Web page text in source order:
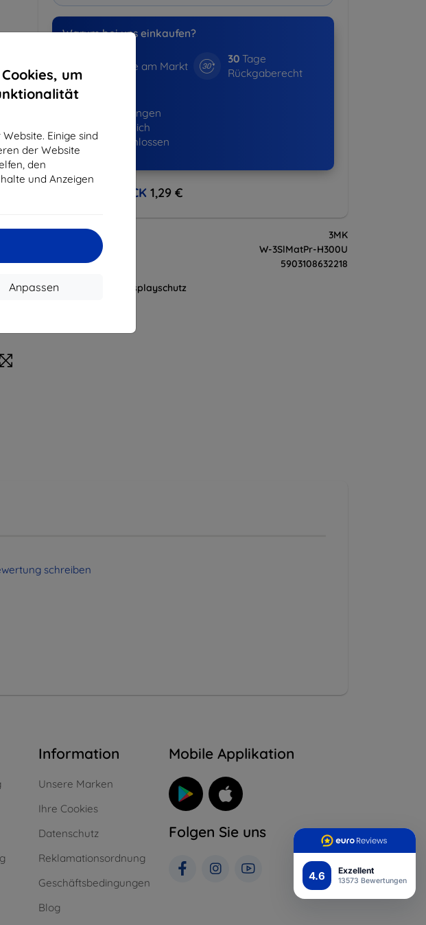
4.6 Exzellent
13573 Bewertungen
um
Einige sind
der Website
den
und Anzeigen
Anpassen
Warum bei uns einkaufen?
Jahre am Markt
30Tage
Rückgaberecht
Bestellungen
erfolgreich
abgeschlossen
CASHBACK 1,29 €
3MK
Produktnummer
W-3SlMatPr-H300U
EAN
5903108632218
Schutzfolien
Displayschutz
schreiben
Information
Unsere Marken
Ihre Cookies
Datenschutz
Reklamationsordnung
Geschäftsbedingungen
Blog
Mobile Applikation
Folgen Sie uns